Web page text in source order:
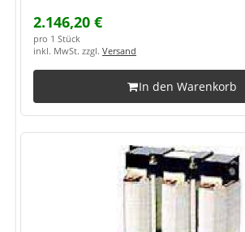
2.146,20 €
pro 1 Stück
inkl. MwSt. zzgl. Versand
In den Warenkorb